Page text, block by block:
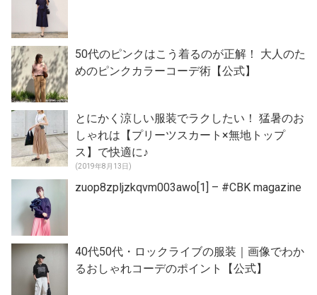
50代のピンクはこう着るのが正解！ 大人のた
めのピンクカラーコーデ術【公式】
とにかく涼しい服装でラクしたい！ 猛暑のお
しゃれは【プリーツスカート×無地トップ
ス】で快適に♪
(2019年8月13日)
zuop8zpljzkqvm003awo[1] – #CBK magazine
40代50代・ロックライブの服装｜画像でわか
るおしゃれコーデのポイント【公式】